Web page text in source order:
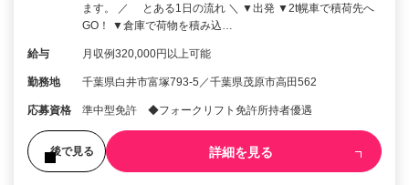
ます。 ／ とある1日の流れ ＼ ▼出発 ▼2t幌車で積荷先へ
GO！ ▼倉庫で荷物を積み込…
給与 月収例320,000円以上可能
勤務地 千葉県白井市富塚793-5／千葉県茂原市高田562
応募資格 準中型免許 ◆フォークリフト免許所持者優遇
後で見る 詳細を見る